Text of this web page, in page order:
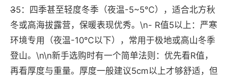
35：四季甚至轻度冬季（夜温-5~5℃），适合北方秋
冬或高海拔露营，保暖表现优秀。\n- R值5以上：严寒
环境专用（夜温-10℃以下），常用于极地或高山冬季
登山。\n\n新手选购时有一个简单法则：优先看R值，
再看厚度与重量。厚度一般建议5cm以上才够舒适，但